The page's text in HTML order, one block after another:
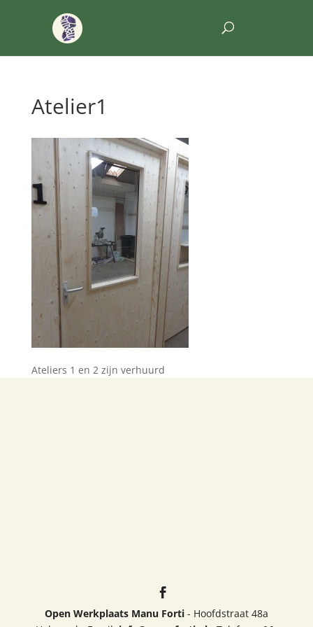
Atelier1
Ateliers 1 en 2 zijn verhuurd
Open Werkplaats Manu Forti- Hoofdstraat 48a